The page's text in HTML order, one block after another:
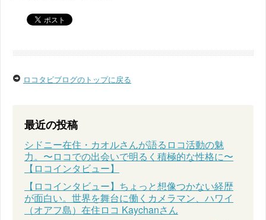
ロコタビブログのトップに戻る
最近の投稿
シドニー在住・カオルさんが語るロコ活動の魅
力。〜ロコでの出会いで明るく積極的な性格に〜
【ロコインタビュー】
【ロコインタビュー】ちょっと想像つかない経歴
が面白い。世界を舞台に働くカメラマン、ハワイ
（オアフ島）在住ロコ Kaychanさん